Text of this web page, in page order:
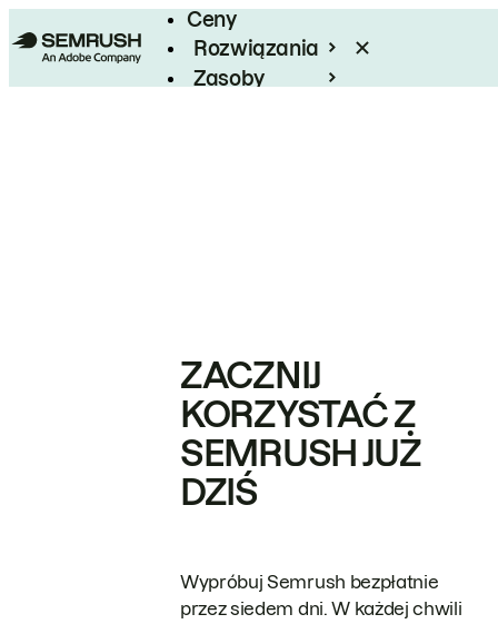
Ceny
Rozwiązania
Zasoby
ZACZNIJ
KORZYSTAĆ Z
SEMRUSH JUŻ
DZIŚ
Wypróbuj Semrush bezpłatnie
przez siedem dni. W każdej chwili